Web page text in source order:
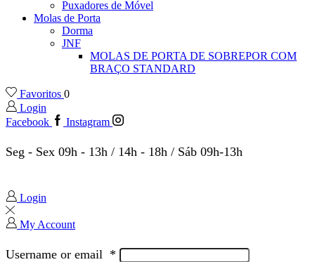
Puxadores de Móvel
Molas de Porta
Dorma
JNF
MOLAS DE PORTA DE SOBREPOR COM
BRAÇO STANDARD
Favoritos 0
Login
Facebook
Instagram
Seg - Sex 09h - 13h / 14h - 18h / Sáb 09h-13h
Login
My Account
Username or email *